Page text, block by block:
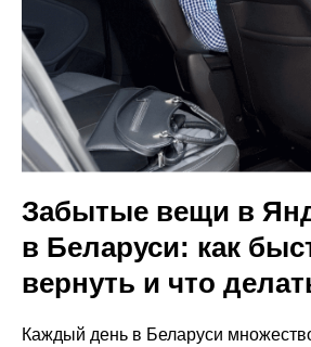
Забытые вещи в
в Беларуси: как
вернуть и что
Каждый день в Беларуси